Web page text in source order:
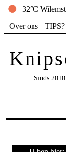
32°C
Over ons
TIPS?
Sinds